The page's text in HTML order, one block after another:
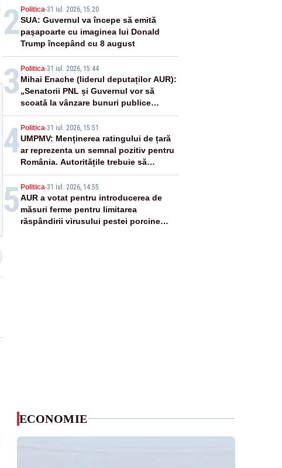
2Politica-31 iul. 2026, 15:20
SUA: Guvernul va începe să emită
paşapoarte cu imaginea lui Donald
Trump începând cu 8 august
3 Politica-31 iul. 2026, 15:44
Mihai Enache (liderul deputaților AUR):
„Senatorii PNL și Guvernul vor să
scoată la vânzare bunuri publice
pentru a stinge datoriile pentru
vaccinurile Pfizer!”
4Politica-31 iul. 2026, 15:51
UMPMV: Menținerea ratingului de țară
ar reprezenta un semnal pozitiv pentru
România. Autoritățile trebuie să
continue consolidarea stabilității
economice și financiare
5 Politica-31 iul. 2026, 14:55
AUR a votat pentru introducerea de
măsuri ferme pentru limitarea
răspândirii virusului pestei porcine
ECONOMIE